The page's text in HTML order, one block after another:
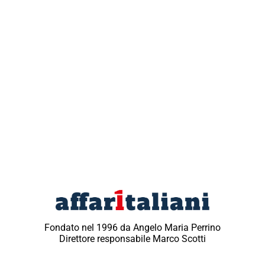
Fondato nel 1996 da Angelo Maria Perrino
Direttore responsabile Marco Scotti